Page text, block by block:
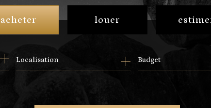
acheter
de l'ancien
du neuf
louer
Budget